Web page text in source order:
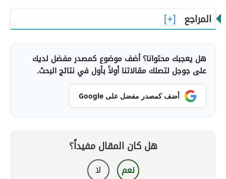
المراجع
هل يعجبك محتوانا؟ أضف موضوع كمصدر مفضل لديك
على جوجل لتصلك مقالاتنا أولاً بأول في نتائج البحث.
أضف كمصدر مفضل على Google
هل كان المقال مفيداً؟
نعم لا